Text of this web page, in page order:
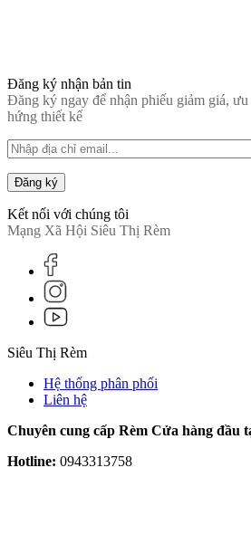
Đăng ký nhận bản tin
Đăng ký ngay để nhận phiếu giảm giá,
hứng thiết kế
Đăng ký
Kết nối với chúng tôi
Mạng Xã Hội Siêu Thị Rèm
Siêu Thị Rèm
Hệ thống phân phối
Liên hệ
Chuyên cung cấp Rèm Cửa hàng đầu
Hotline: 0943313758